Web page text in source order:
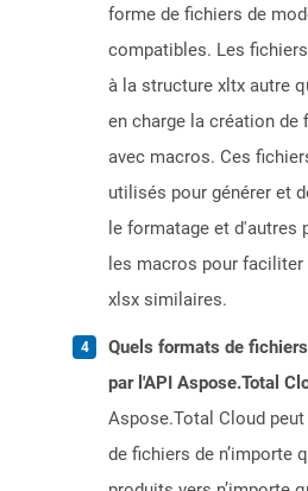
forme de fichiers de
compatibles. Les
à la structure xltx autre
en charge la création de
avec macros. Ces
utilisés pour générer et
le formatage et d'autres
les macros pour
xlsx similaires.
Quels formats de
par l'API Aspose.Total
Aspose.Total Cloud
de fichiers de n’importe